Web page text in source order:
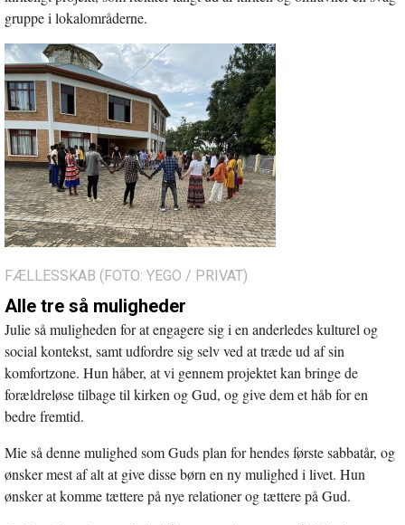
gruppe i lokalområderne.
FÆLLESSKAB (FOTO: YEGO / PRIVAT)
Alle tre så muligheder
Julie så muligheden for at engagere sig i en anderledes kulturel og
social kontekst, samt udfordre sig selv ved at træde ud af sin
komfortzone. Hun håber, at vi gennem projektet kan bringe de
forældreløse tilbage til kirken og Gud, og give dem et håb for en
bedre fremtid.
Mie så denne mulighed som Guds plan for hendes første sabbatår, og
ønsker mest af alt at give disse børn en ny mulighed i livet. Hun
ønsker at komme tættere på nye relationer og tættere på Gud.